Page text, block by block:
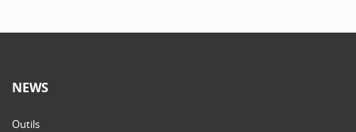
NEWS
Outils